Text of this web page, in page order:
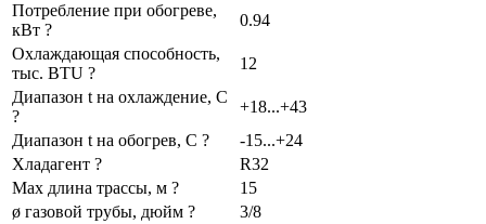
Потребление при обогреве,
кВт ?
0.94
Охлаждающая способность,
тыс. BTU ?
12
Диапазон t на охлаждение, С
?
+18...+43
Диапазон t на обогрев, С ?
-15...+24
Хладагент ?
R32
Max длина трассы, м ?
15
ø газовой трубы, дюйм ?
3/8